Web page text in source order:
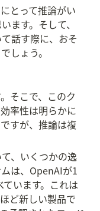
とって推論がい
ます。そして、
話す際に、おそ
しょう。
そこで、このク
率性は明らかに
すが、推論は複
、いくつかの逸
は、OpenAIが1
います。これは
ど新しい製品で